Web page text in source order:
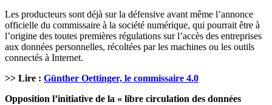
Les producteurs sont déjà sur la défensive avant même l’annonce
officielle du commissaire à la société numérique, qui pourrait être à
l’origine des toutes premières régulations sur l’accès des entreprises
aux données personnelles, récoltées par les machines ou les outils
connectés à Internet.
>> Lire : Günther Oettinger, le commissaire 4.0
Opposition l’initiative de la « libre circulation des données